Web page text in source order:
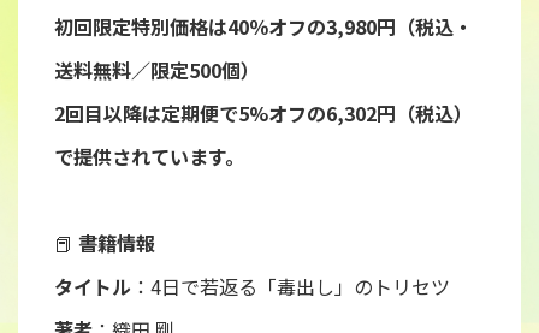
初回限定特別価格は40％オフの3,980円（税込・
送料無料／限定500個）
2回目以降は定期便で5%オフの6,302円（税込）
で提供されています。
📕 書籍情報
タイトル ：4日で若返る「毒出し」のトリセツ